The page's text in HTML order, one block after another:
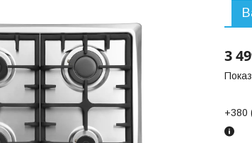
3
+380